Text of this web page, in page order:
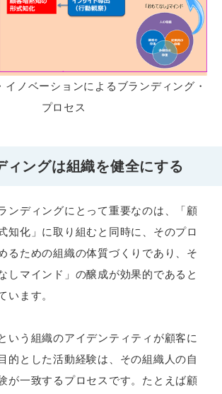
イノベーションによるブランディング・
プロセス
ィングは組織を健全にする
ンディングにとって重要なのは、「顧
知化」に取り組むと同時に、そのプロ
るための組織の体質づくりであり、そ
しマインド」の醸成が効果的であると
います。
いう組織のアイデンティティが顧客に
的とした活動経験は、その組織人の自
が一致するプロセスです。たとえば顧